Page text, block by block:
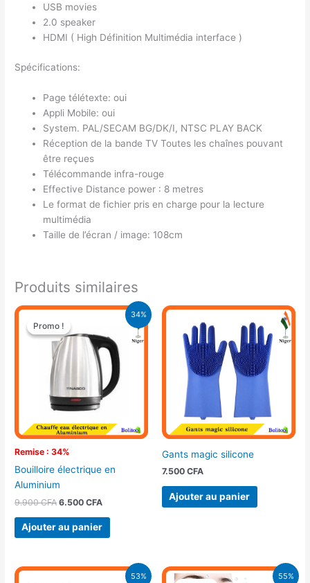
USB movies
2.0 speaker
HDMI ( High Définition Multimédia interface )
Spécifications:
Page télétexte: oui
Appli Mobile: oui
System. PAL/SECAM BG/DK/I, NTSC PLAY BACK
Réception de la bande TV Toutes les chaînes pouvant
être reçues
Télécommande infra-rouge
Effective Distance power : 8 metres
Le format de fichier pris en charge pour la lecture
multimédia
Taille de l’écran / image: 108cm
Produits similaires
34%
Promo !
Remise : 34%
Promo !
Bouilloire électrique en
Aluminium
9.900CFA
Le
prix
initial
était :
9.900 CFA.
6.500CFA
Le
est :
6.500 CFA.
Ajouter au panier
Gants magic silicone
7.500 CFA
Ajouter au panier
53%
Le
Le
55%
Le
Le